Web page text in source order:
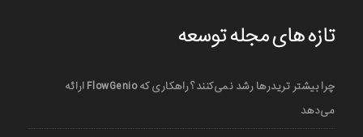
تازه های مجله توسعه
چرا بیشتر تریدرها رشد نمی‌کنند؟ راهکاری که FlowGenio ارائه
می‌دهد